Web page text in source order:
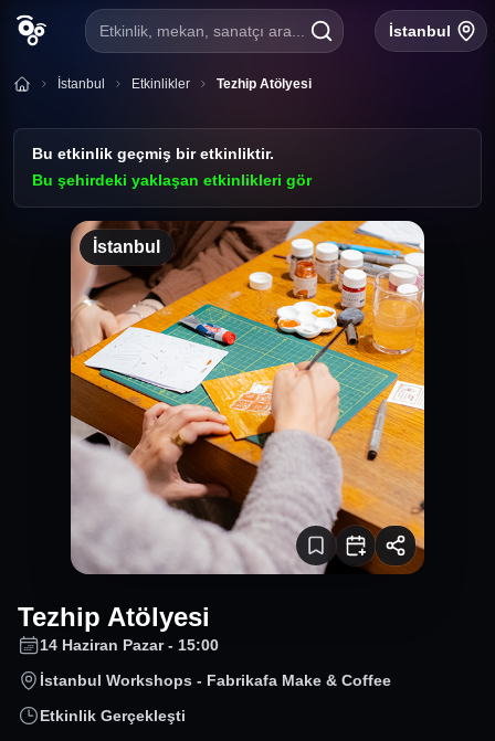
Etkinlik, mekan, sanatçı ara... İstanbul
İstanbul Etkinlikler Tezhip Atölyesi
Bu etkinlik geçmiş bir etkinliktir.
Bu şehirdeki yaklaşan etkinlikleri gör
İstanbul
Tezhip Atölyesi
14 Haziran Pazar - 15:00
İstanbul Workshops - Fabrikafa Make & Coffee
Etkinlik Gerçekleşti